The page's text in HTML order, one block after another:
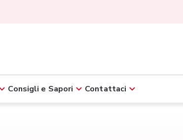
Consigli e Sapori Contattaci